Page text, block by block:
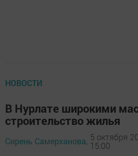
НОВОСТИ
В Нурлате широкими
строительство жилья
Сирень Самерханова, 5 октября
15:00